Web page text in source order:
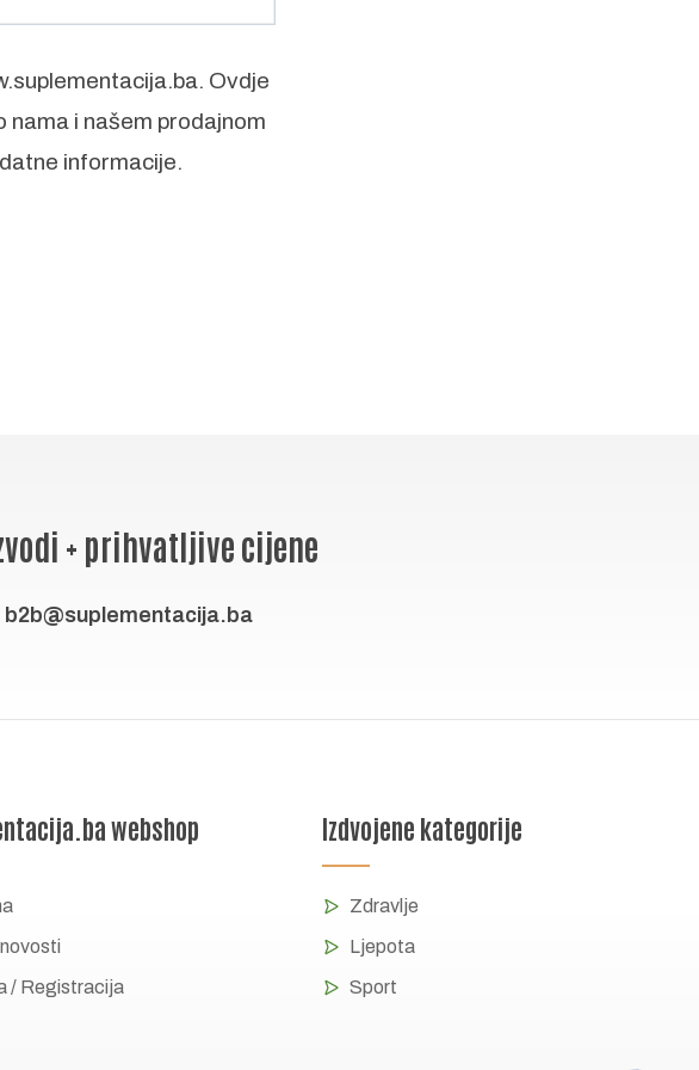
Ovdje
i našem prodajnom
informacije.
+ prihvatljive cijene
b2b@suplementacija.ba
webshop
/ Registracija
Izdvojene kategorije
Zdravlje
Ljepota
Sport